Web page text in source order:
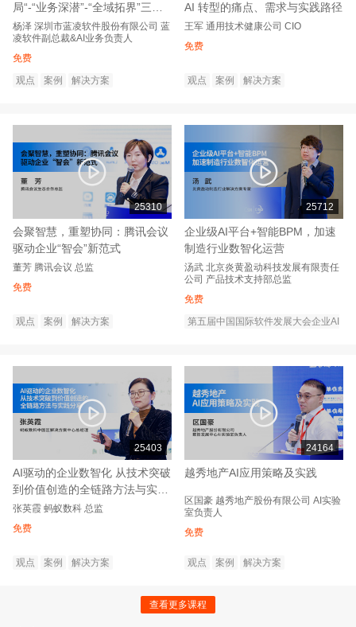
局“-“业务深潜”-“全域拓界”三步
实现智能跃迁
杨泽 深圳市蓝凌软件股份有限公司 蓝
凌软件副总裁&AI业务负责人
免费
观点
案例 解决方案
AI 转型的痛点、需求与实践路径
王军 通用技术健康公司 CIO
免费
观点 案例 解决方案
25310
会聚智慧，重塑协同：腾讯会议
驱动企业“智会”新范式
董芳 腾讯会议 总监
免费
观点 案例 解决方案
25712
企业级AI平台+智能BPM，加速
制造行业数智化运营
汤武 北京炎黄盈动科技发展有限责任
公司 产品技术支持部总监
免费
第五届中国国际软件发展大会企业AI
25403
AI驱动的企业数智化 从技术突破
到价值创造的全链路方法与实践
分享
张英霞 蚂蚁数科 总监
免费
观点 案例 解决方案
24164
越秀地产AI应用策略及实践
区国豪 越秀地产股份有限公司 AI实验
室负责人
免费
观点 案例 解决方案
查看更多课程